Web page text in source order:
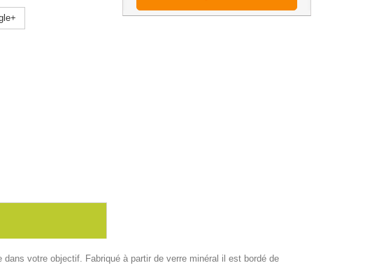
votre objectif. Fabriqué à partir de verre minéral il est bordé de